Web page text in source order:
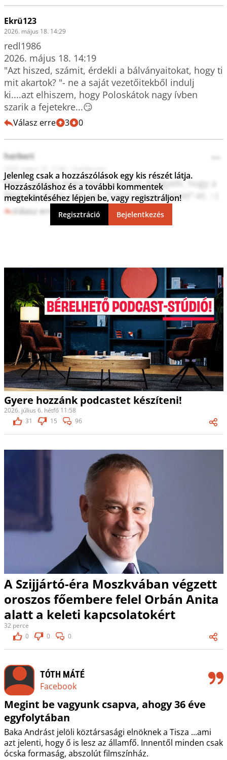
Ekrü123
2026. május 18. 14:29
redl1986
2026. május 18. 14:19
"Azt hiszed, számit, érdekli a bálványaitokat, hogy ti
mit akartok? "- ne a saját vezetőitekből indulj
ki....azt elhiszem, hogy Poloskátok nagy ívben
szarik a fejetekre...😏
Válasz erre 3 0
herbert •••
Nem, hanem önkritikát gyakorol. Szégyelli, hogy a
férje kibulizott neki egy "Szent István Intézet"-et. :-)
Válasz erre 0 3
Jelenleg csak a hozzászólások egy kis részét látja.
Hozzászóláshoz és a további kommentek
megtekintéséhez lépjen be, vagy regisztráljon!
Regisztráció Bejelentkezés
Gyere hozzánk podcastet készíteni!
2026. július 6. hétfő 11:58
31
15 96
A Szijjártó-éra Moszkvában végzett
oroszos főembere felel Orbán Anita
alatt a keleti kapcsolatokért
32 perce
0
0 0
TÓTH MÁTÉ
Facebook
Megint be vagyunk csapva, ahogy 36 éve
egyfolytában
Baka Andrást jelöli köztársasági elnöknek a Tisza ...ami
azt jelenti, hogy ő is lesz az államfő. Innentől minden csak
ócska formaság, abszolút filmszínház.